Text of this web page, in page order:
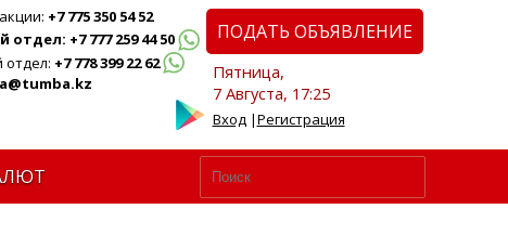
+7 775 350 54 52
отдел: +7 777 259 44 50
+7 778 399 22 62
ПОДАТЬ ОБЪЯВЛЕНИЕ
Пятница,
7 Августа, 17:25
Вход|Регистрация